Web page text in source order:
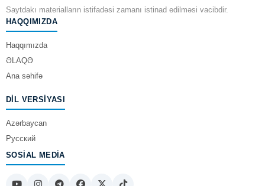
Saytdakı materialların istifadəsi zamanı istinad edilməsi vacibdir.
HAQQIMIZDA
Haqqımızda
ƏLAQƏ
Ana səhifə
DIL VERSIYASI
Azərbaycan
Русский
SOSIAL MEDIA